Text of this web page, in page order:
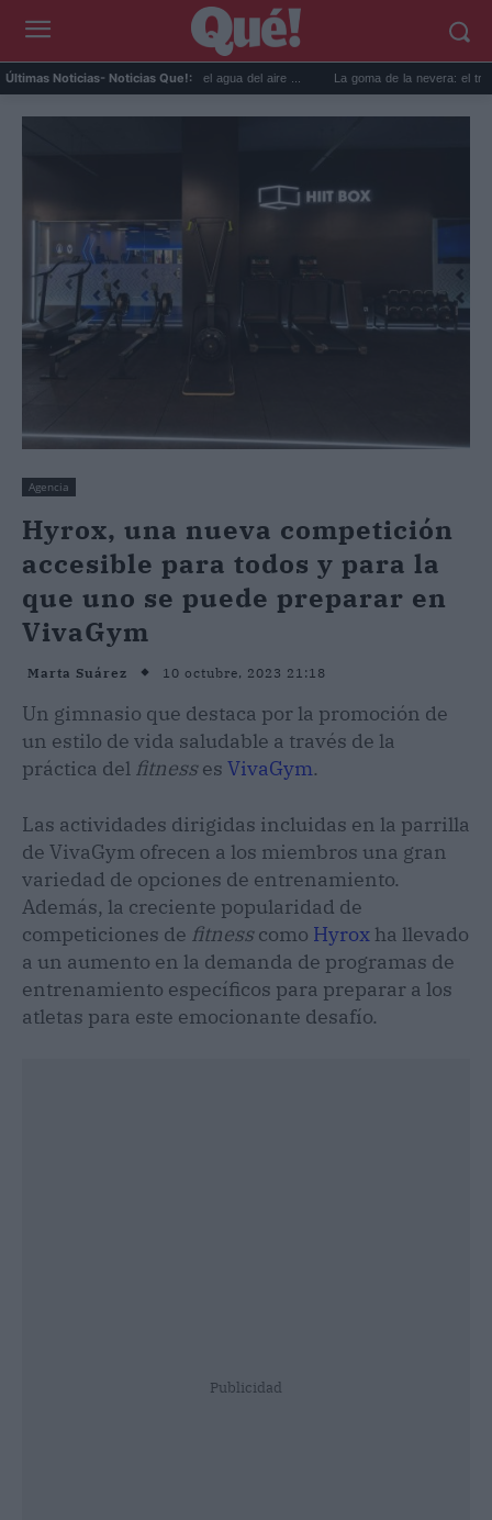
Últimas Noticias- Noticias Que!:
prácticos para reutilizar el agua del aire ... La goma de la nevera: el truco del
Agencia
Hyrox, una nueva competición
accesible para todos y para la
que uno se puede preparar en
VivaGym
Marta Suárez 10 octubre, 2023 21:18
Un gimnasio que destaca por la promoción de
un estilo de vida saludable a través de la
práctica del fitnesses VivaGym.
Las actividades dirigidas incluidas en la parrilla
de VivaGym ofrecen a los miembros una gran
variedad de opciones de entrenamiento.
Además, la creciente popularidad de
competiciones de fitnesscomo Hyrox ha llevado
a un aumento en la demanda de programas de
entrenamiento específicos para preparar a los
atletas para este emocionante desafío.
Publicidad